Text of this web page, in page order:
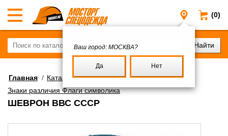
(0)
Москва
Ваш город: МОСКВА?
Да Нет
Главная / Каталог/Военное имущество/
Знаки различия Флаги символика
ШЕВРОН ВВС СССР